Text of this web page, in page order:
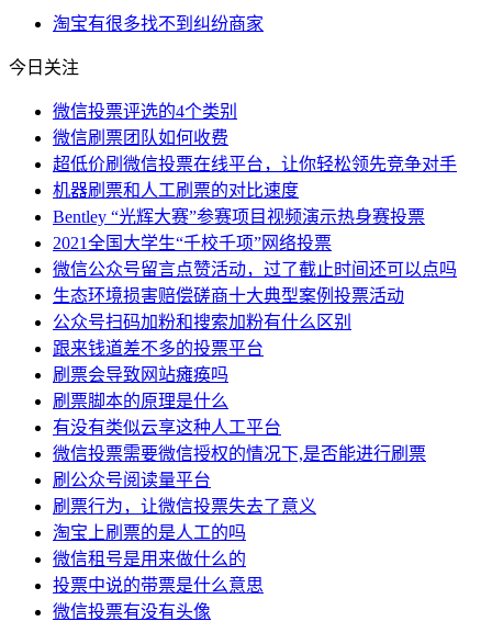
淘宝有很多找不到 纠纷商家
今日关注
微信投票评选的4个类别
微信刷票团队如何收费
超低价刷微信投票在线平台，让你轻松领先竞争对手
机器刷票和人工刷票的对比速度
Bentley “光辉大赛”参赛项目视频演示热身赛投票
2021全国大学生“千校千项”网络投票
微信公众号留言点赞活动，过了截止时间还可以点吗
生态环境损害赔偿磋商十大典型案例投票活动
公众号扫码加粉和搜索加粉有什么区别
跟来钱道差不多的投票平台
刷票会导致网站瘫痪吗
刷票脚本的原理是什么
有没有类似云享这种人工平台
微信投票需要微信授权的情况下,是否能进行刷票
刷公众号阅读量平台
刷票行为，让微信投票失去了意义
淘宝上刷票的是人工的吗
微信租号是用来做什么的
投票中说的带票是什么意思
微信投票有没有头像